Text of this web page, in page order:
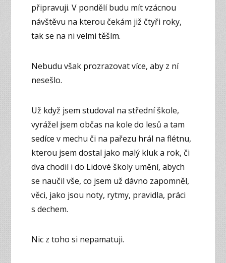
připravuji. V pondělí budu mít vzácnou
návštěvu na kterou čekám již čtyři roky,
tak se na ni velmi těším.
Nebudu však prozrazovat více, aby z ní
nesešlo.
Už když jsem studoval na střední škole,
vyrážel jsem občas na kole do lesů a tam
sedíce v mechu či na pařezu hrál na flétnu,
kterou jsem dostal jako malý kluk a rok, či
dva chodil i do Lidové školy umění, abych
se naučil vše, co jsem už dávno zapomněl,
věci, jako jsou noty, rytmy, pravidla, práci
s dechem.
Nic z toho si nepamatuji.